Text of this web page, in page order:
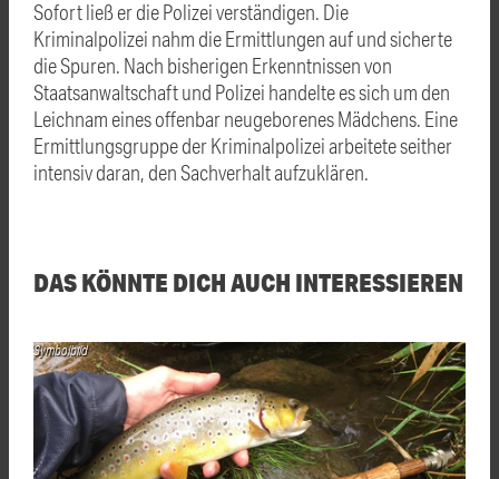
Sofort ließ er die Polizei verständigen. Die
Kriminalpolizei nahm die Ermittlungen auf und sicherte
die Spuren. Nach bisherigen Erkenntnissen von
Staatsanwaltschaft und Polizei handelte es sich um den
Leichnam eines offenbar neugeborenes Mädchens. Eine
Ermittlungsgruppe der Kriminalpolizei arbeitete seither
intensiv daran, den Sachverhalt aufzuklären.
DAS KÖNNTE DICH AUCH INTERESSIEREN
Symbolbild